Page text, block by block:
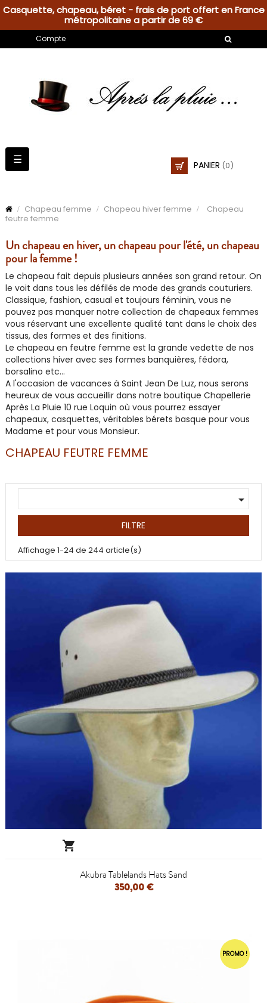
Casquette, chapeau, béret - frais de port offert en France
métropolitaine a partir de 69 €
Compte
PANIER (0)
Basculer
la
☰
Chapeau femme Chapeau hiver femme
Chapeau
feutre femme
Un chapeau en hiver, un chapeau pour l'été, un chapeau
pour la femme !
Le chapeau fait depuis plusieurs années son grand retour. On
le voit dans tous les défilés de mode des grands couturiers.
Classique, fashion, casual et toujours féminin, vous ne
pouvez pas manquer notre collection de chapeaux femmes
vous réservant une excellente qualité tant dans le choix des
tissus, des formes et des finitions.
Le chapeau en feutre femme est la grande vedette de nos
collections hiver avec ses formes banquières, fédora,
borsalino etc...
A l'occasion de vacances à Saint Jean De Luz, nous serons
heureux de vous accueillir dans notre boutique Chapellerie
Après La Pluie 10 rue Loquin où vous pourrez essayer
chapeaux, casquettes, véritables bérets basque pour vous
Madame et pour vous Monsieur.
CHAPEAU FEUTRE FEMME

FILTRE
Affichage 1-24 de 244 article(s)

Akubra Tablelands Hats Sand
350,00 €
PROMO !